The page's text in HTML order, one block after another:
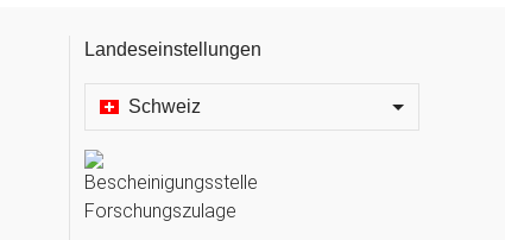
Landeseinstellungen
Schweiz